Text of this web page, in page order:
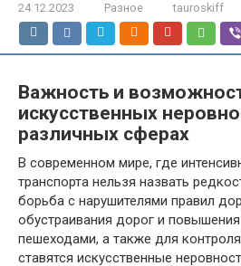
24.12.2023 Разное tauroskiff
Важность и
искусственных
различных сферах
В современном мире, где
транспорта нельзя назвать
борьба с нарушителями правил
обустраивания дорог и
пешеходами, а также для
ставятся искусственные